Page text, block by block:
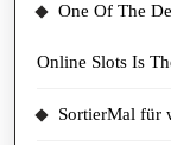
One Of The
Online Slots Is
SortierMal für